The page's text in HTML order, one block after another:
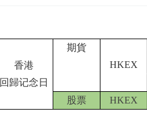
香港
回歸记念日
期貨
HKEX
股票
HKEX